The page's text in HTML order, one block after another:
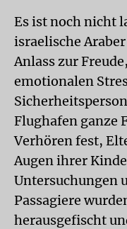
Es ist noch nicht
israelische
Anlass zur
emotionalen
Flughafen ganze
Verhören fest,
Augen ihrer
Untersuchungen
Passagiere
herausgefischt